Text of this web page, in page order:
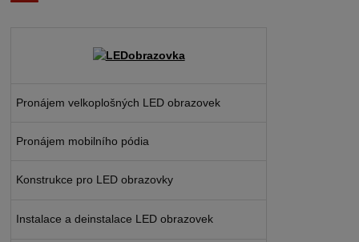
Pronájem velkoplošných LED obrazovek
Pronájem mobilního pódia
Konstrukce pro LED obrazovky
Instalace a deinstalace LED obrazovek